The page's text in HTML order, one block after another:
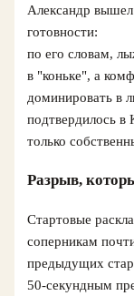
Александр
готовности:
по его словам,
в "коньке", а
доминировать в
подтвердилось в
только
Разрыв,
Стартовые
соперникам
предыдущих
50-секундным